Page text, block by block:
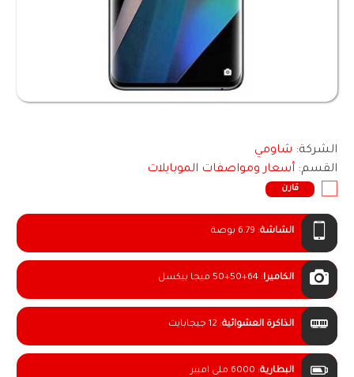
الشركة: شاومي
القسم: أسعار ومواصفات الموبايلات
قارن
الشاشة: 6.79 بوصة
الكاميرا:50+50+64 ميجا بيكسل
الذاكرة العشوائية: 12 جيجابايت
البطارية: 6000 ملى امبير